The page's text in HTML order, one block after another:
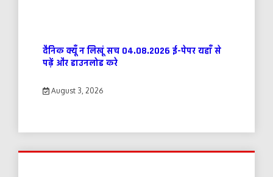
दैनिक क्यूँ न लिखूं सच 04.08.2026 ई-पेपर यहाँ से
पढ़ें और डाउनलोड करे
August 3, 2026